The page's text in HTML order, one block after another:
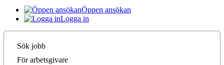
Öppen ansökan
Logga in
Sök jobb
För arbetsgivare